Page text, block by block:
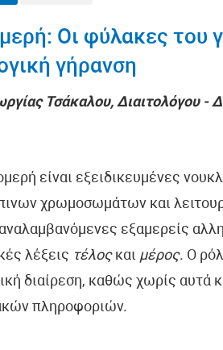
Οι φύλακες του
γήρανση
Τσάκαλου, Διαιτολόγου -
είναι εξειδικευμένες
χρωμοσωμάτων και
εξαμερείς
λέξεις τέλοςκαι μέρος. Ο
διαίρεση, καθώς χωρίς
πληροφοριών.